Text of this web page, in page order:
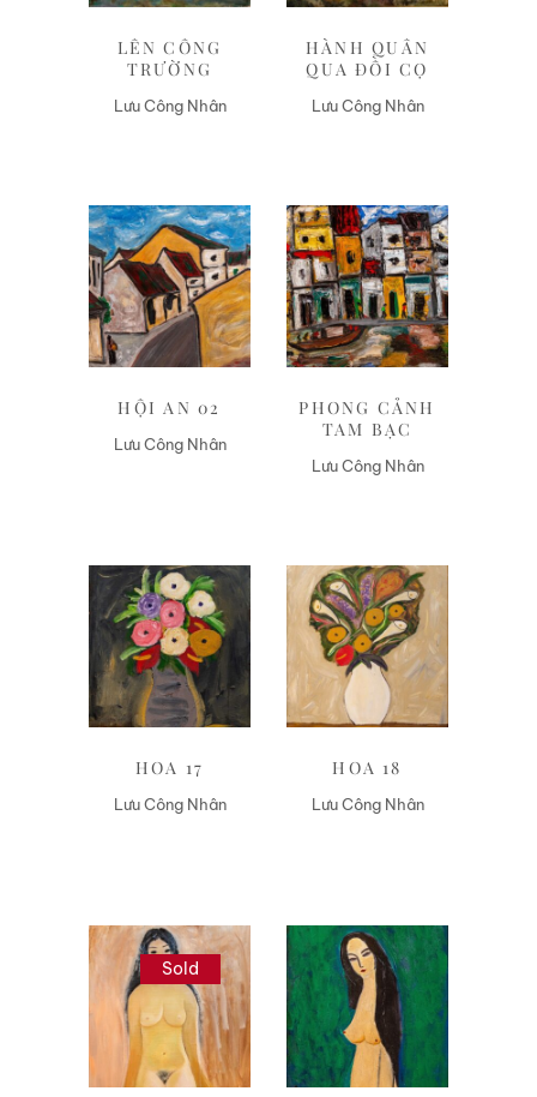
LÊN CÔNG
TRƯỜNG
Lưu Công Nhân
HÀNH QUÂN
QUA ĐỒI CỌ
Lưu Công Nhân
Liên hệ
HỘI AN 02
Lưu Công Nhân
Liên hệ
PHONG CẢNH
TAM BẠC
Lưu Công Nhân
Liên hệ
HOA 17
Lưu Công Nhân
Liên hệ
HOA 18
Lưu Công Nhân
Sold
Liên hệ Liên hệ